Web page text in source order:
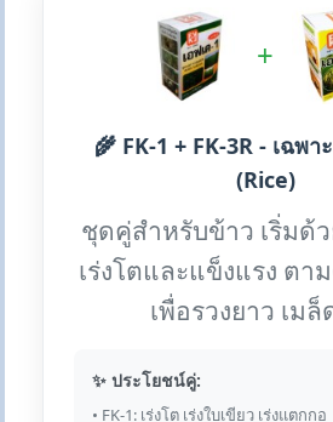
+
🌾 FK-1 + FK-3R - เฉพ
(Rice)
ชุดคู่สำหรับข้าว เริ่มด้ว
เร่งโตและแข็งแรง ตา
เพื่อรวงยาว เมล็
✨ ประโยชน์คู่:
• FK-1: เร่งโต เร่งใบเขียว เร่งแตกกอ